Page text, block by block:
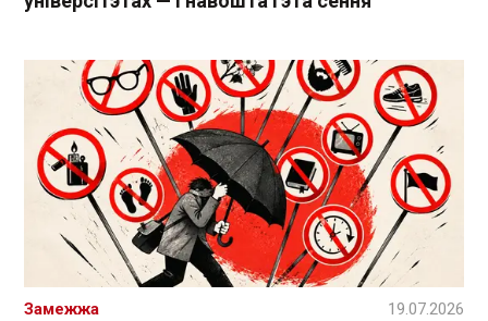
Замежжа 19.07.2026